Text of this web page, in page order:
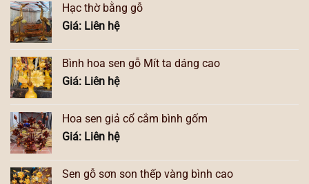
Hạc thờ bằng gỗ
Giá: Liên hệ
Bình hoa sen gỗ Mít ta dáng cao
Giá: Liên hệ
Hoa sen giả cổ cắm bình gốm
Giá: Liên hệ
Sen gỗ sơn son thếp vàng bình cao